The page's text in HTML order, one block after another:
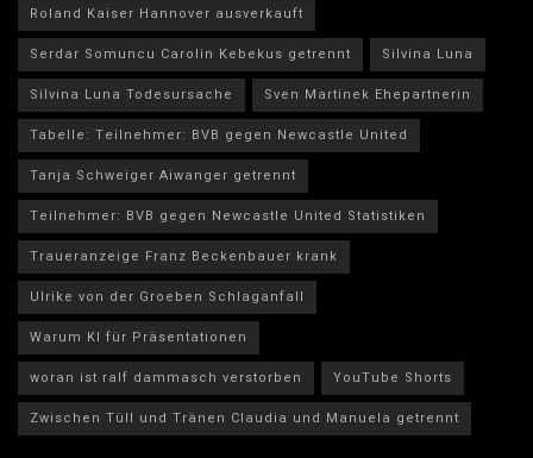
Roland Kaiser Hannover ausverkauft
Serdar Somuncu Carolin Kebekus getrennt
Silvina Luna
Silvina Luna Todesursache
Sven Martinek Ehepartnerin
Tabelle: Teilnehmer: BVB gegen Newcastle United
Tanja Schweiger Aiwanger getrennt
Teilnehmer: BVB gegen Newcastle United Statistiken
Traueranzeige Franz Beckenbauer krank
Ulrike von der Groeben Schlaganfall
Warum KI für Präsentationen
woran ist ralf dammasch verstorben
YouTube Shorts
Zwischen Tüll und Tränen Claudia und Manuela getrennt